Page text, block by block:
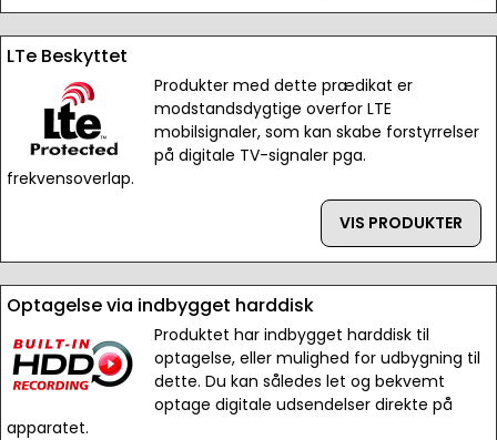
LTe Beskyttet
Produkter med dette prædikat er
modstandsdygtige overfor LTE
mobilsignaler, som kan skabe forstyrrelser
på digitale TV-signaler pga.
frekvensoverlap.
VIS PRODUKTER
Optagelse via indbygget harddisk
Produktet har indbygget harddisk til
optagelse, eller mulighed for udbygning til
dette. Du kan således let og bekvemt
optage digitale udsendelser direkte på
apparatet.